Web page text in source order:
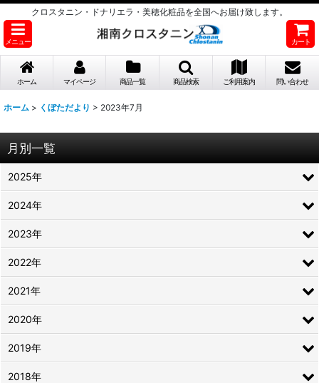
クロスタニン・ドナリエラ・美穂化粧品を全国へお届け致します。
メニュー カート
ホーム マイページ 商品一覧 商品検索 ご利用案内 問い合わせ
ホーム > くぼただより > 2023年7月
月別一覧
2025年
2024年
2023年
2022年
2021年
2020年
2019年
2018年